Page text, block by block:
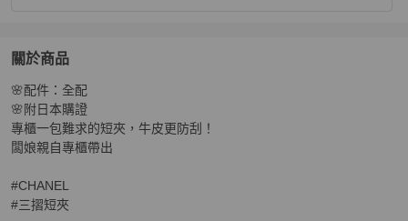
關於商品
關於（全新）Chanel 三摺牛皮短夾
🌸配件：全配
🌸附日本購證
專櫃一包難求的短夾，牛皮更防刮！
闆娘親自專櫃帶出
#CHANEL
#三摺短夾